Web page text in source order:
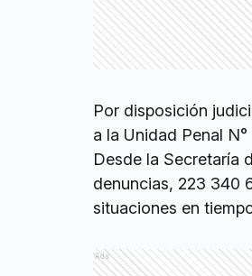
Por disposición
a la Unidad Penal
Desde la Secretaría
denuncias, 223 340
situaciones en
Ads